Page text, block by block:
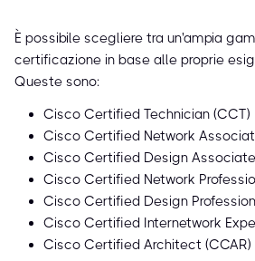
È possibile scegliere tra un'ampia
certificazione in base alle proprie
Queste sono:
Cisco Certified Technician (CCT)
Cisco Certified Network
Cisco Certified Design
Cisco Certified Network
Cisco Certified Design
Cisco Certified Internetwork
Cisco Certified Architect (CCAR)